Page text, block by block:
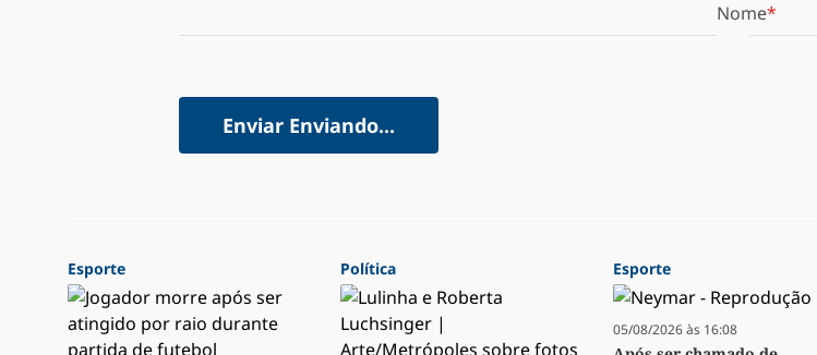
Nome
Enviar Enviando...
Esporte Política Esporte
05/08/2026 às 16:08